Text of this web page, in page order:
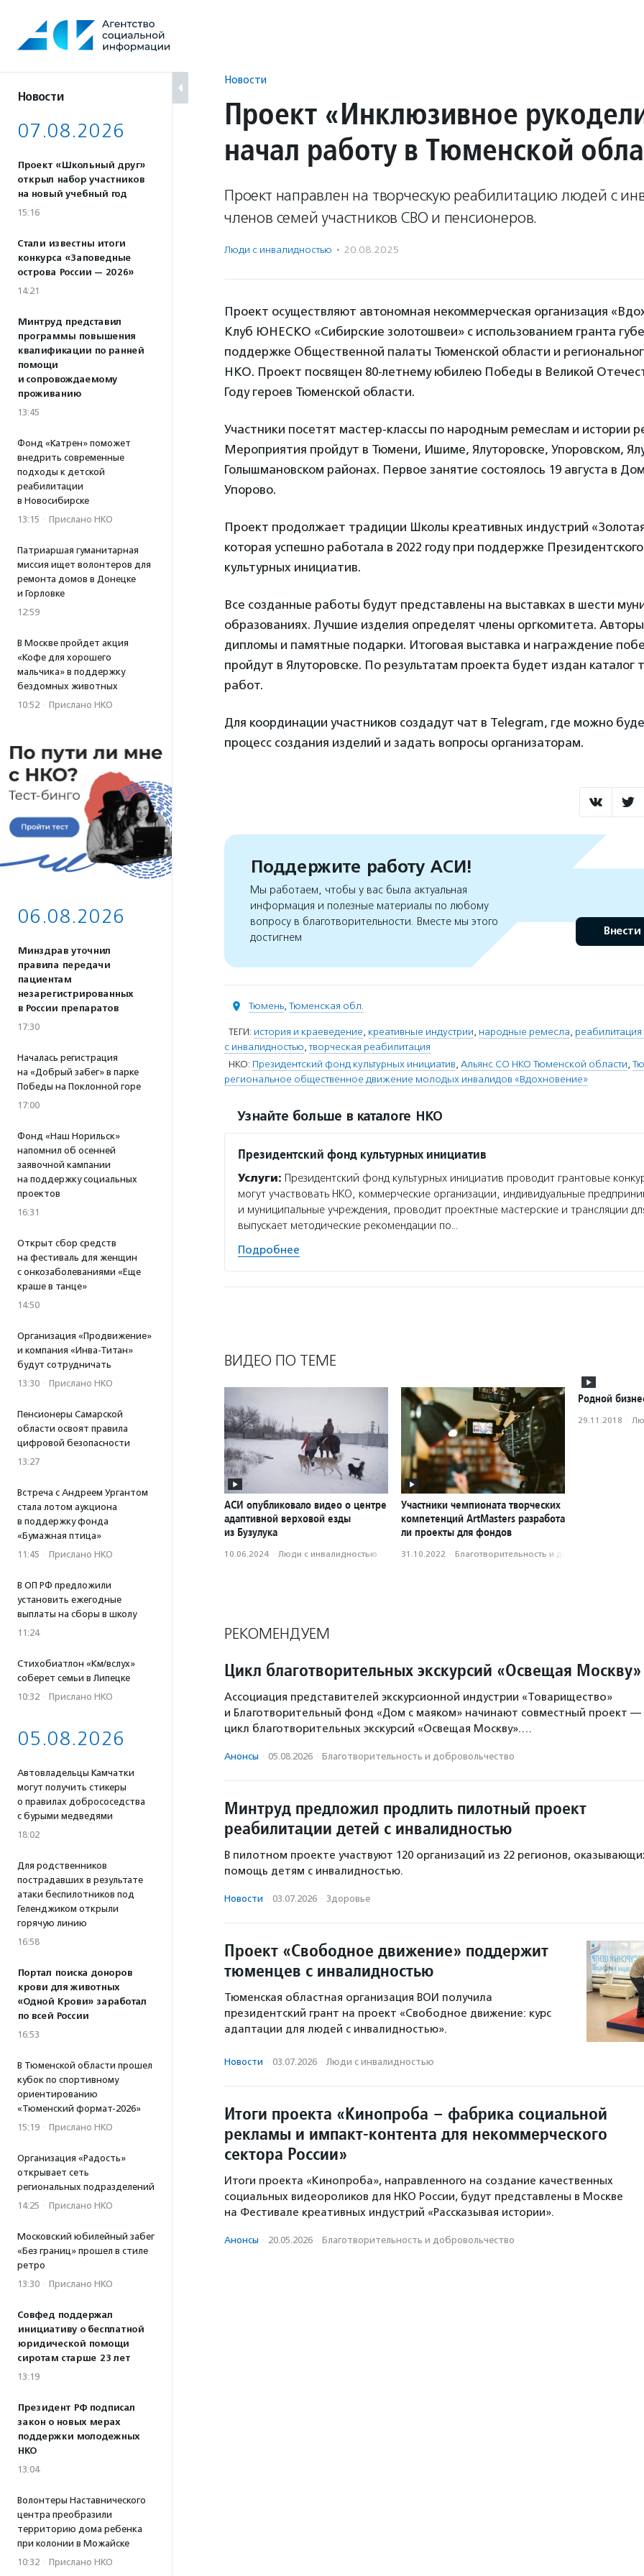
содержанию
Новости
07.08.2026
Проект «Школьный друг»
открыл набор участников
на новый учебный год
15:16
Стали известны итоги
конкурса «Заповедные
острова России — 2026»
14:21
Минтруд представил
программы повышения
квалификации по ранней
помощи
и сопровождаемому
проживанию
13:45
Фонд «Катрен» поможет
внедрить современные
подходы к детской
реабилитации
в Новосибирске
13:15 · Прислано НКО
Патриаршая гуманитарная
миссия ищет волонтеров для
ремонта домов в Донецке
и Горловке
12:59
В Москве пройдет акция
«Кофе для хорошего
мальчика» в поддержку
бездомных животных
10:52 · Прислано НКО
06.08.2026
Минздрав уточнил
правила передачи
пациентам
незарегистрированных
в России препаратов
17:30
Началась регистрация
на «Добрый забег» в парке
Победы на Поклонной горе
17:00
Фонд «Наш Норильск»
напомнил об осенней
заявочной кампании
на поддержку социальных
проектов
16:31
Открыт сбор средств
на фестиваль для женщин
с онкозаболеваниями «Еще
краше в танце»
14:50
Организация «Продвижение»
и компания «Инва-Титан»
будут сотрудничать
13:30 · Прислано НКО
Пенсионеры Самарской
области освоят правила
цифровой безопасности
13:27
Встреча с Андреем Ургантом
стала лотом аукциона
в поддержку фонда
«Бумажная птица»
11:45 · Прислано НКО
В ОП РФ предложили
установить ежегодные
выплаты на сборы в школу
11:24
Стихобиатлон «Км/вслух»
соберет семьи в Липецке
10:32 · Прислано НКО
05.08.2026
Автовладельцы Камчатки
могут получить стикеры
о правилах добрососедства
с бурыми медведями
18:02
Для родственников
пострадавших в результате
атаки беспилотников под
Геленджиком открыли
горячую линию
16:58
Портал поиска доноров
крови для животных
«Одной Крови» заработал
по всей России
16:53
В Тюменской области прошел
кубок по спортивному
ориентированию
«Тюменский формат-2026»
15:19 · Прислано НКО
Организация «Радость»
открывает сеть
региональных подразделений
14:25 · Прислано НКО
Московский юбилейный забег
«Без границ» прошел в стиле
ретро
13:30 · Прислано НКО
Совфед поддержал
инициативу о бесплатной
юридической помощи
сиротам старше 23 лет
13:19
Президент РФ подписал
закон о новых мерах
поддержки молодежных
НКО
13:04
Волонтеры Наставнического
центра преобразили
территорию дома ребенка
при колонии в Можайске
10:32 · Прислано НКО
Новости
Проект «Инклюзивное
начал работу в Тюменской
Проект направлен на творческую реабилитацию людей с
членов семей участников СВО и пенсионеров.
Люди с инвалидностью · 20.08.2025
Проект осуществляют автономная некоммерческая организация
Клуб ЮНЕСКО «Сибирские золотошвеи» с использованием гранта
поддержке Общественной палаты Тюменской области и
НКО. Проект посвящен 80-летнему юбилею Победы в Великой
Году героев Тюменской области.
Участники посетят мастер-классы по народным ремеслам и истории
Мероприятия пройдут в Тюмени, Ишиме, Ялуторовске, Упоровском,
Голышмановском районах. Первое занятие состоялось 19 августа в
Упорово.
Проект продолжает традиции Школы креативных индустрий
которая успешно работала в 2022 году при поддержке
культурных инициатив.
Все созданные работы будут представлены на выставках в шести
образованиях. Лучшие изделия определят члены оргкомитета.
дипломы и памятные подарки. Итоговая выставка и награждение
пройдут в Ялуторовске. По результатам проекта будет издан каталог
работ.
Для координации участников создадут чат в Telegram, где можно
процесс создания изделий и задать вопросы организаторам.
Поддержите работу АСИ!
Мы работаем, чтобы у вас была актуальная
информация и полезные материалы по любому
вопросу в благотворительности. Вместе мы этого
достигнем
Внести
Тюмень, Тюменская обл.
ТЕГИ: история и краеведение, креативные индустрии, народные ремесла,
с инвалидностью,творческая реабилитация
НКО: Президентский фонд культурных инициатив, Альянс СО НКО Тюменской области,
региональное общественное движение молодых инвалидов «Вдохновение»
Узнайте больше в каталоге НКО
Президентский фонд культурных инициатив
Услуги: Президентский фонд культурных инициатив проводит грантовые
могут участвовать НКО, коммерческие организации, индивидуальные
и муниципальные учреждения, проводит проектные мастерские и трансляции
выпускает методические рекомендации по…
Подробнее
ВИДЕО ПО ТЕМЕ
АСИ опубликовало видео о центре
адаптивной верховой езды
из Бузулука
10.06.2024 · Люди с инвалидностью
Участники чемпионата творческих
компетенций ArtMasters разработа
ли проекты для фондов
31.10.2022 · Благотвори­тель­ность и доброволь­чест­во
Родной
29.11.2018 ·
РЕКОМЕНДУЕМ
Цикл благотворительных экскурсий «Освещая Москву»
Ассоциация представителей экскурсионной индустрии «Товарищество»
и Благотворительный фонд «Дом с маяком» начинают совместный проект —
цикл благотворительных экскурсий «Освещая Москву».…
Анонсы · 05.08.2026 · Благотвори­тель­ность и доброволь­чест­во
Минтруд предложил продлить пилотный проект
реабилитации детей с инвалидностью
В пилотном проекте участвуют 120 организаций из 22 регионов,
помощь детям с инвалидностью.
Новости · 03.07.2026 · Здоровье
Проект «Свободное движение» поддержит
тюменцев с инвалидностью
Тюменская областная организация ВОИ получила
президентский грант на проект «Свободное движение: курс
адаптации для людей с инвалидностью».
Новости · 03.07.2026 · Люди с инвалидностью
Итоги проекта «Кинопроба – фабрика социальной
рекламы и импакт-контента для некоммерческого
сектора России»
Итоги проекта «Кинопроба», направленного на создание качественных
социальных видеороликов для НКО России, будут представлены в Москве
на Фестивале креативных индустрий «Рассказывая истории».
Анонсы · 20.05.2026 · Благотвори­тель­ность и доброволь­чест­во